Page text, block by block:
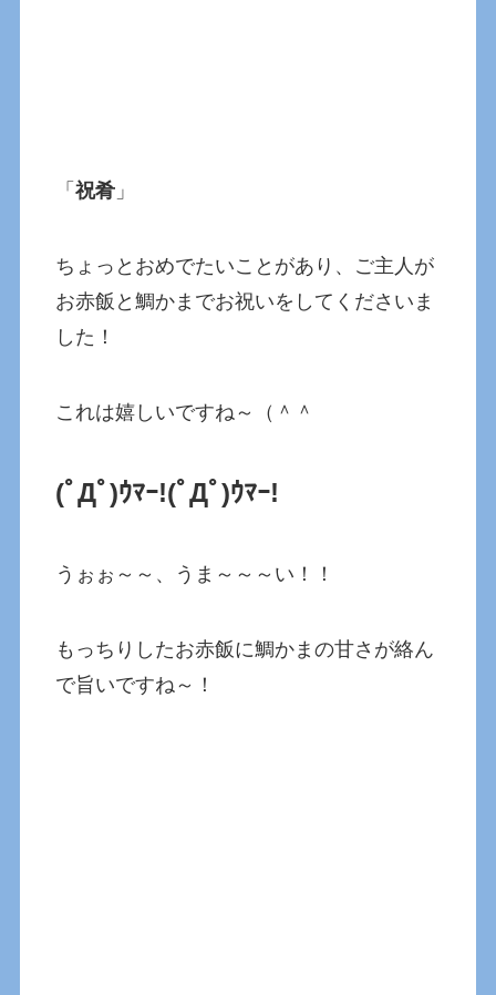
「祝肴 」
ちょっとおめでたいことがあり、ご主人が
お赤飯と鯛かまでお祝いをしてくださいま
した！
これは嬉しいですね～（＾＾
(ﾟДﾟ)ｳﾏｰ!(ﾟДﾟ)ｳﾏｰ!
うぉぉ～～、うま～～～い！！
もっちりしたお赤飯に鯛かまの甘さが絡ん
で旨いですね～！